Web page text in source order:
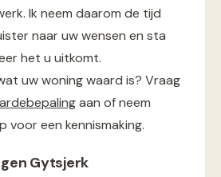
Ik neem daarom de tijd
naar uw wensen en sta
het u uitkomt.
uw woning waard is? Vraag
aan of neem
voor een kennismaking.
Gytsjerk